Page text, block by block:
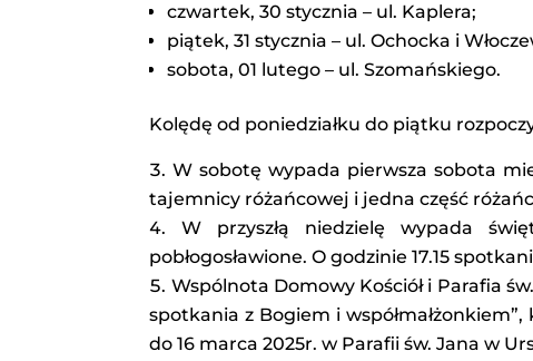
czwartek, 30 stycznia – ul. Kaplera;
piątek, 31 stycznia – ul. Ochocka i
sobota, 01 lutego – ul. Szomańskiego.
Kolędę od poniedziałku do piątku
W sobotę wypada pierwsza sobota
tajemnicy różańcowej i jedna część
W przyszłą niedzielę wypada
pobłogosławione. O godzinie 17.15
Wspólnota Domowy Kościół i Parafia
spotkania z Bogiem i
do 16 marca 2025r. w Parafii św. Jana w